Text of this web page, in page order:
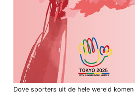
Dove sporters uit de hele wereld